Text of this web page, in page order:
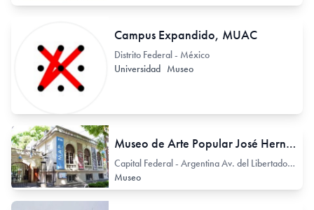
Campus Expandido, MUAC
Distrito Federal - México
Universidad Museo
Museo de Arte Popular José Hernández
Capital Federal - Argentina Av. del Libertador 2373
Museo